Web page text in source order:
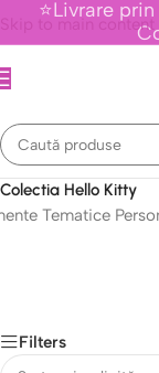
Skip to main content
⭐Livrare
Colectia Hello Kitty
Tematice
Filters